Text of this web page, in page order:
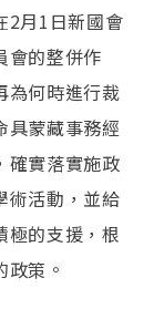
2月1日新國會
會的整併作
為何時進行裁
具蒙藏事務經
確實落實施政
術活動，並給
極的支援，根
策。